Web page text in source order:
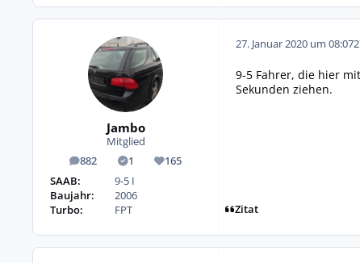
Jambo
Mitglied
882
Beiträge 1
Lösungen165
Reputation
SAAB:
9-5 I
Baujahr:
2006
Turbo:
FPT
27. Januar 2020 um 08:07
9-5 Fahrer, die hier
Sekunden ziehen.
Zitat